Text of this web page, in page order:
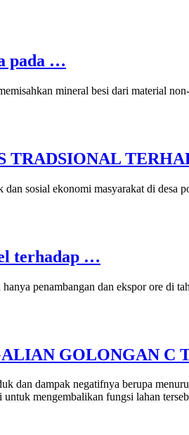
pada …
mineral besi dari material
TRADSIONAL
sosial ekonomi masyarakat di
terhadap …
penambangan dan ekspor ore di
GOLONGAN C
dan dampak negatifnya berupa
mengembalikan fungsi lahan